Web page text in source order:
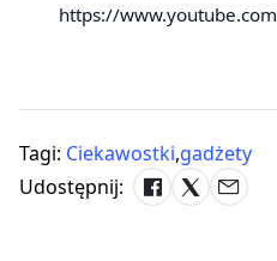
https://
Tagi: Ciekawostki,gadżety
Udostępnij: